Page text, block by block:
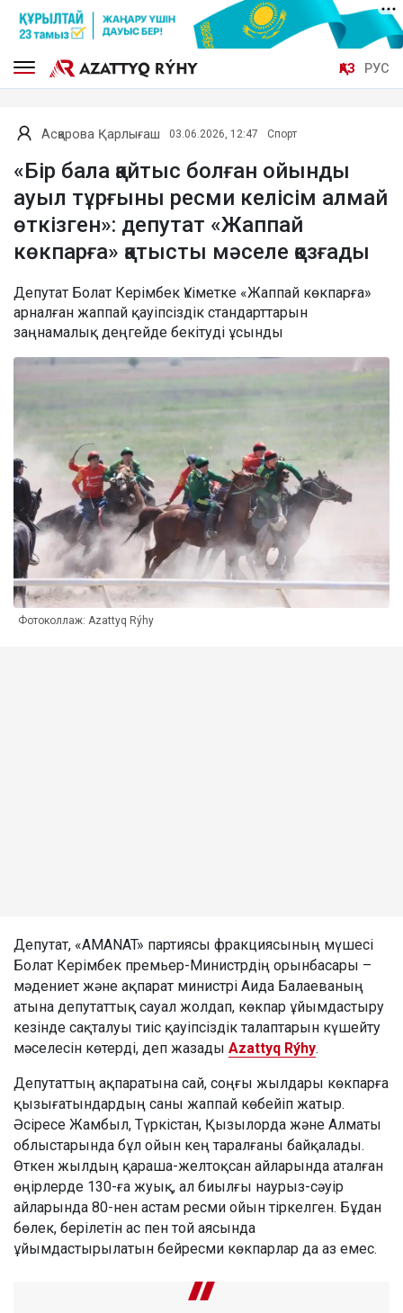
ҚАЗ РУС
Асқарова Қарлығаш 03.06.2026, 12:47 Спорт
«Бір бала қайтыс болған ойынды
ауыл тұрғыны ресми келісім алмай
өткізген»: депутат «Жаппай
көкпарға» қатысты мәселе қозғады
Депутат Болат Керімбек Үкіметке «Жаппай көкпарға»
арналған жаппай қауіпсіздік стандарттарын
заңнамалық деңгейде бекітуді ұсынды
Фотоколлаж: Azattyq Rýhy
Депутат, «AMANAT» партиясы фракциясының мүшесі
Болат Керімбек премьер-Министрдің орынбасары –
мәдениет және ақпарат министрі Аида Балаеваның
атына депутаттық сауал жолдап, көкпар ұйымдастыру
кезінде сақталуы тиіс қауіпсіздік талаптарын күшейту
мәселесін көтерді, деп жазады Azattyq Rýhy.
Депутаттың ақпаратына сай, соңғы жылдары көкпарға
қызығатындардың саны жаппай көбейіп жатыр.
Әсіресе Жамбыл, Түркістан, Қызылорда және Алматы
облыстарында бұл ойын кең таралғаны байқалады.
Өткен жылдың қараша-желтоқсан айларында аталған
өңірлерде 130-ға жуық, ал биылғы наурыз-сәуір
айларында 80-нен астам ресми ойын тіркелген. Бұдан
бөлек, берілетін ас пен той аясында
ұйымдастырылатын бейресми көкпарлар да аз емес.